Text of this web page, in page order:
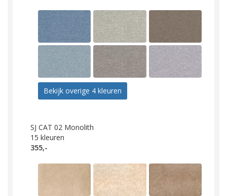
Bekijk overige 4 kleuren
SJ CAT 02 Monolith
15 kleuren
355,-